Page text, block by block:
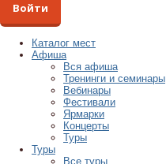
Войти
Каталог мест
Афиша
Вся афиша
Тренинги и семинары
Вебинары
Фестивали
Ярмарки
Концерты
Туры
Туры
Все туры